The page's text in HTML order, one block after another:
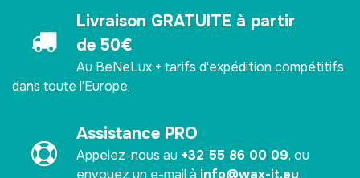
Livraison GRATUITE à partir
de 50€
Au BeNeLux + tarifs d'expédition compétitifs
dans toute l'Europe.
Assistance PRO
Appelez-nous au +32 55 86 00 09, ou
envoyez un e-mail à info@wax-it.eu